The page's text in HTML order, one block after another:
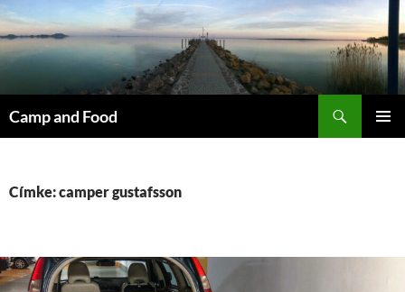
Kilépés
a
tartalomba
Camp and Food
Címke: camper gustafsson